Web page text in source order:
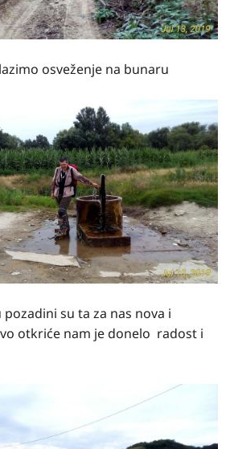
osveženje na bunaru
su ta za nas nova i
otkriće nam je donelo radost i